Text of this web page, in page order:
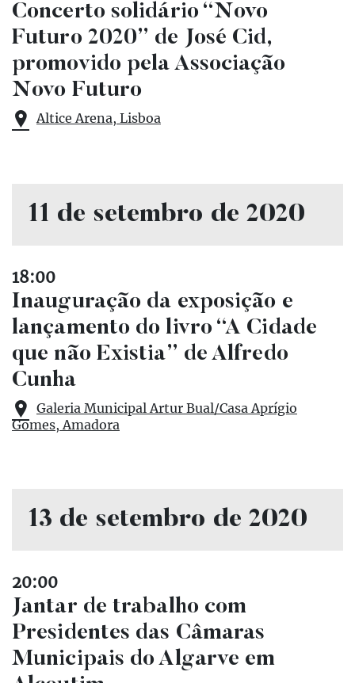
Concerto solidário “Novo
Futuro 2020” de José Cid,
promovido pela Associação
Novo Futuro
Altice Arena, Lisboa
11 de setembro de 2020
18:00
Inauguração da exposição e
lançamento do livro “A Cidade
que não Existia” de Alfredo
Cunha
Galeria Municipal Artur Bual/Casa Aprígio
Gomes, Amadora
13 de setembro de 2020
20:00
Jantar de trabalho com
Presidentes das Câmaras
Municipais do Algarve em